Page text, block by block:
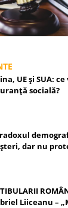
UE și SUA:
socială?
dar nu
Liiceanu –